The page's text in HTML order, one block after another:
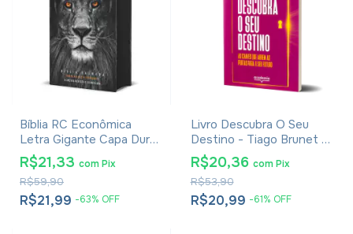
Bíblia RC Econômica
Letra Gigante Capa Dura
Com Harpa E Corinhos
Leão PB
R$21,99 -63% OFF
R$59,90
R$21,33 comPix
Livro Descubra O Seu
Destino - Tiago Brunet -
Versão Econômica
R$20,99 -61% OFF
R$53,90
R$20,36 com Pix